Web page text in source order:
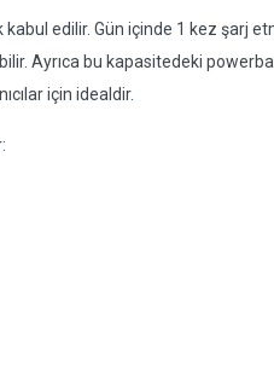
edilir. Gün içinde 1 kez şarj
Ayrıca bu kapasitedeki
için idealdir.